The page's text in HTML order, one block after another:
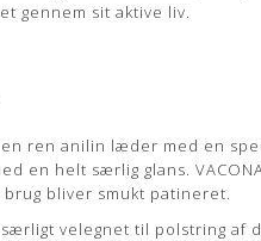
gennem sit aktive liv.
ren anilin læder med en
en helt særlig glans.
bliver smukt patineret.
velegnet til polstring af